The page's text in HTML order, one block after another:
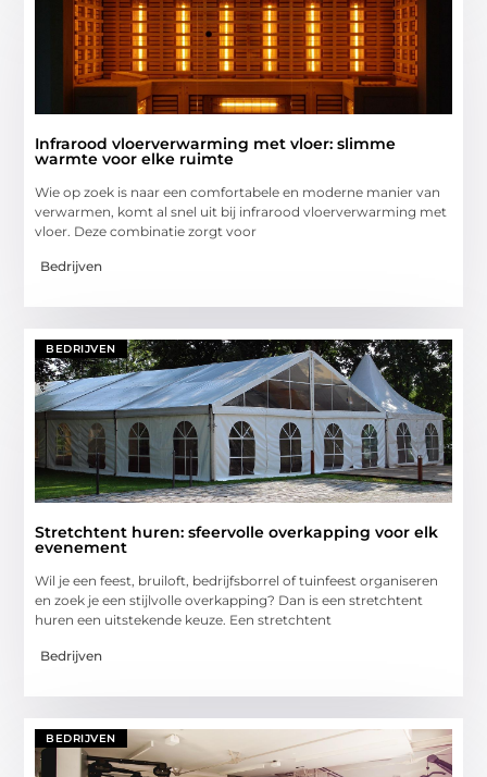
Infrarood vloerverwarming met vloer: slimme
warmte voor elke ruimte
Wie op zoek is naar een comfortabele en moderne manier van
verwarmen, komt al snel uit bij infrarood vloerverwarming met
vloer. Deze combinatie zorgt voor
Bedrijven
BEDRIJVEN
Stretchtent huren: sfeervolle overkapping voor elk
evenement
Wil je een feest, bruiloft, bedrijfsborrel of tuinfeest organiseren
en zoek je een stijlvolle overkapping? Dan is een stretchtent
huren een uitstekende keuze. Een stretchtent
Bedrijven
BEDRIJVEN